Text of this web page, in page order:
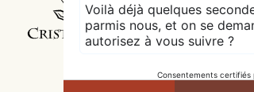
Voilà déjà quelques
parmis nous, et on se
autorisez à vous suivre ?
Consentements certifiés